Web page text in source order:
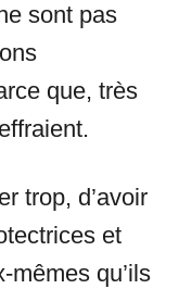
sont pas
que, très
trop, d’avoir
et
mêmes qu’ils